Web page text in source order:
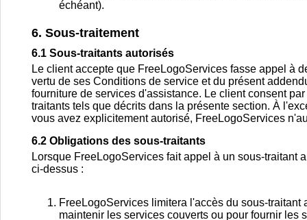
échéant).
6. Sous-traitement
6.1 Sous-traitants autorisés
Le client accepte que FreeLogoServices fasse appel à
vertu de ses Conditions de service et du présent
fourniture de services d'assistance. Le client consent
traitants tels que décrits dans la présente section. À
vous avez explicitement autorisé, FreeLogoServices
6.2 Obligations des sous-traitants
Lorsque FreeLogoServices fait appel à un sous-traitant
ci-dessus :
FreeLogoServices limitera l'accès du sous-
maintenir les services couverts ou pour fournir les